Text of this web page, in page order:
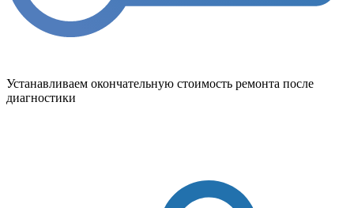
Устанавливаем окончательную стоимость ремонта после
диагностики